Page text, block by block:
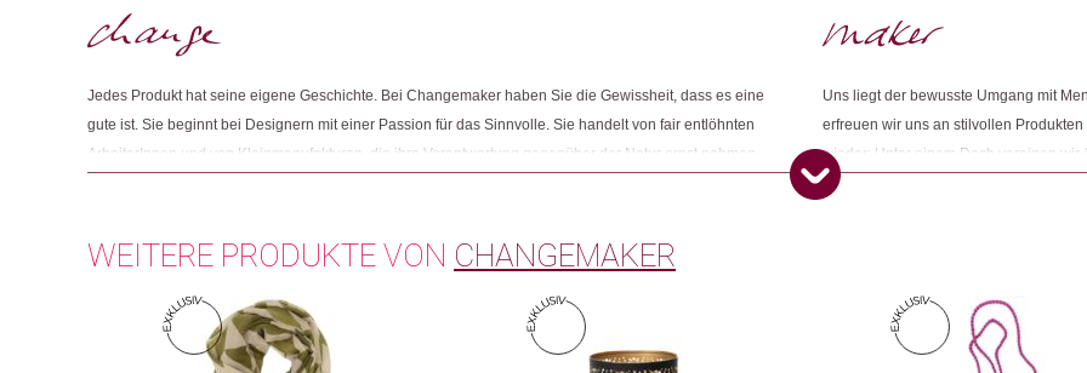
Dieses Produkt weiterempfehlen:
Jedes Produkt hat seine eigene Geschichte. Bei Changemaker haben Sie die Gewissheit, dass es eine
gute ist. Sie beginnt bei Designern mit einer Passion für das Sinnvolle. Sie handelt von fair entlöhnten
ArbeiterInnen und von Kleinmanufakturen, die ihre Verantwortung gegenüber der Natur ernst nehmen.
Uns liegt der bewusste Umgang mit
erfreuen wir uns an stilvollen
wieder: Unter einem Dach vereinen wir
Konsumbewusstseins nach mehr Sinn
WEITERE PRODUKTE VON CHANGEMAKER